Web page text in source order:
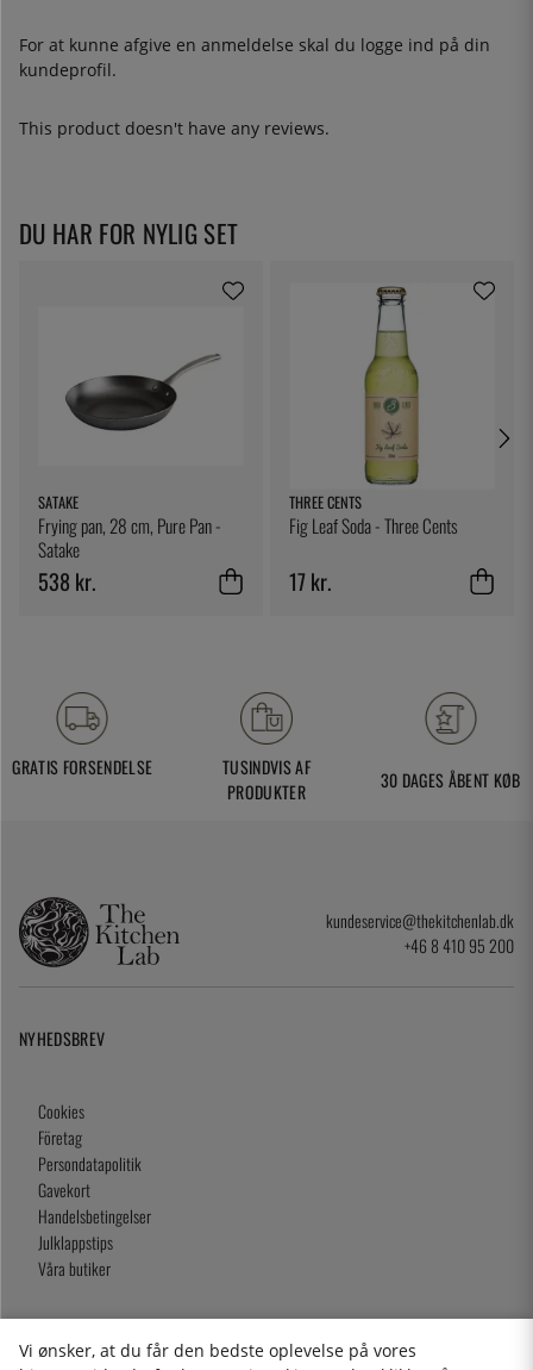
For at kunne afgive en anmeldelse skal du logge ind på din
kundeprofil.
This product doesn't have any reviews.
DU HAR FOR NYLIG SET
SATAKE
Frying pan, 28 cm, Pure Pan -
Satake
538 kr.
THREE CENTS
Fig Leaf Soda - Three Cents
17 kr.
GRATIS FORSENDELSE
TUSINDVIS AF
PRODUKTER
30 DAGES ÅBENT KØB
kundeservice@thekitchenlab.dk
+46 8 410 95 200
NYHEDSBREV
Cookies
Företag
Persondatapolitik
Gavekort
Handelsbetingelser
Julklappstips
Våra butiker
Vi ønsker, at du får den bedste oplevelse på vores